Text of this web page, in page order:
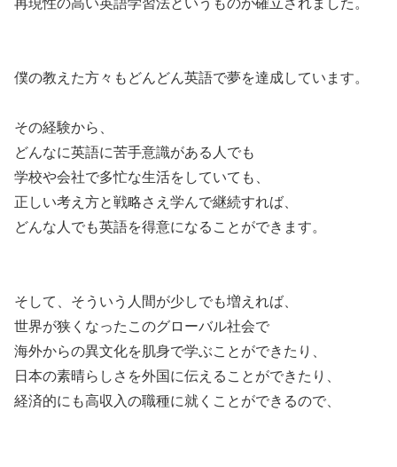
再現性の高い英語学習法というものが確立されました。
僕の教えた方々もどんどん英語で夢を達成しています。
その経験から、
どんなに英語に苦手意識がある人でも
学校や会社で多忙な生活をしていても、
正しい考え方と戦略さえ学んで継続すれば、
どんな人でも英語を得意になることができます。
そして、そういう人間が少しでも増えれば、
世界が狭くなったこのグローバル社会で
海外からの異文化を肌身で学ぶことができたり、
日本の素晴らしさを外国に伝えることができたり、
経済的にも高収入の職種に就くことができるので、